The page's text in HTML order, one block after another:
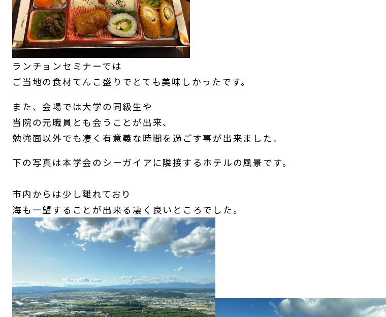
ランチョンセミナーでは
ご当地の食材てんこ盛りでとても美味しかったです。
また、会場では大学の同級生や
当院の元職員とも会うことが出来、
勉強面以外でも凄く有意義な時間を過ごす事が出来ました。
下の写真は本学会のシーガイアに隣接するホテルの風景です。
市内からは少し離れており
海も一望することが出来る凄く良いところでした。